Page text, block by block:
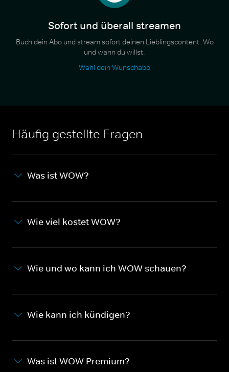
Sofort und überall streamen
Buch dein Abo und stream sofort deinen Lieblingscontent. Wo
und wann du willst.
Wähl dein Wunschabo
Häufig gestellte Fragen
Was ist WOW?
Wie viel kostet WOW?
Wie und wo kann ich WOW schauen?
Wie kann ich kündigen?
Was ist WOW Premium?